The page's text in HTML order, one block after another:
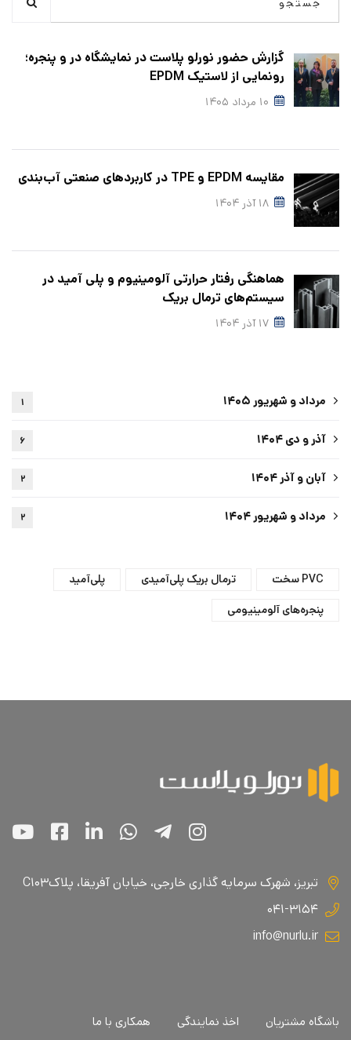
گزارش حضور نورلو پلاست در نمایشگاه در و پنجره؛
رونمایی از لاستیک EPDM
۱۰ مرداد ۱۴۰۵
مقایسه EPDM و TPE در کاربردهای صنعتی آب‌بندی
۱۸ آذر ۱۴۰۴
هماهنگی رفتار حرارتی آلومینیوم و پلی‌ آمید در
سیستم‌های ترمال بریک
۱۷ آذر ۱۴۰۴
مرداد و شهریور ۱۴۰۵ ۱
آذر و دی ۱۴۰۴ ۶
آبان و آذر ۱۴۰۴ ۲
مرداد و شهریور ۱۴۰۴ ۲
PVC سخت ترمال بریک پلی‌آمیدی
پلی‌آمید
پنجره‌های آلومینیومی
تبریز، شهرک سرمایه گذاری خارجی، خیابان آفریقا، پلاکC۱۰۳
۰۴۱-۳۱۵۴
info@nurlu.ir
باشگاه مشتریان اخذ نمایندگی همکاری با ما